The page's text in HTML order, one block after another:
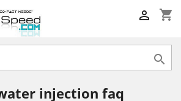
shopping_cart


injection faq